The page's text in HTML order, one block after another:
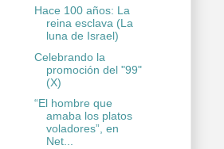
Hace 100 años: La
reina esclava (La
luna de Israel)
Celebrando la
promoción del "99"
(X)
“El hombre que
amaba los platos
voladores”, en
Net...